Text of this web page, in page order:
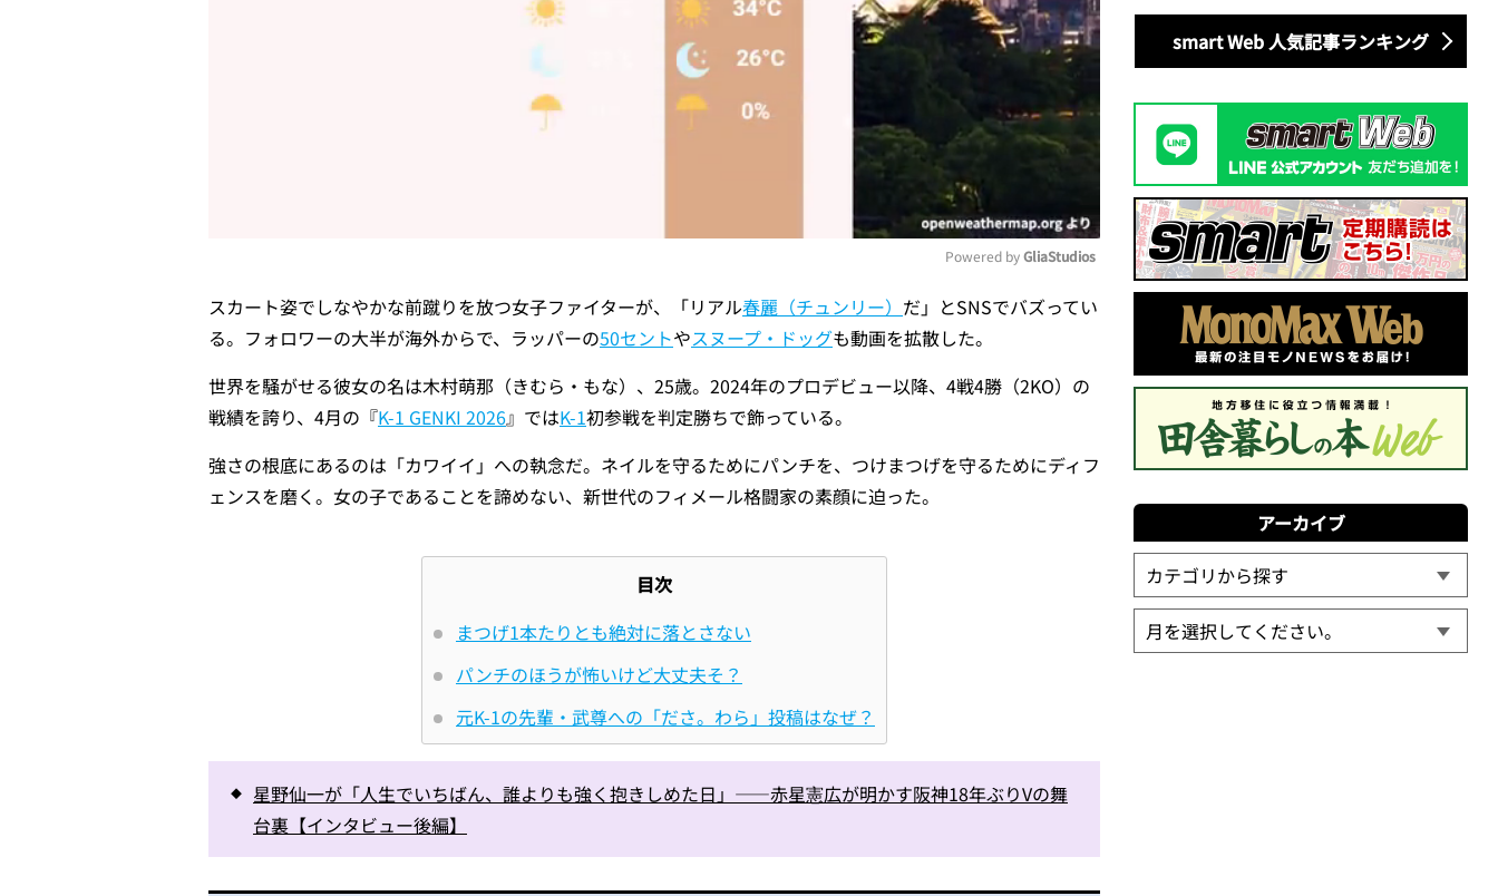
Mute
Powered by GliaStudios
スカート姿でしなやかな前蹴りを放つ女子ファイターが、「リアル春麗 （チュンリー） だ」とSNSでバズってい
る。フォロワーの大半が海外からで、ラッパーの50セントやスヌープ・ドッグも動画を拡散した。
世界を騒がせる彼女の名は木村萌那 （きむら・もな） 、25歳。2024年のプロデビュー以降、4戦4勝（2KO） の
戦績を誇り、4月の『K-1 GENKI 2026』ではK-1初参戦を判定勝ちで飾っている。
強さの根底にあるのは「カワイイ」への執念だ。ネイルを守るためにパンチを、つけまつげを守るためにディフ
ェンスを磨く。女の子であることを諦めない、新世代のフィメール格闘家の素顔に迫った。
目次
まつげ1本たりとも絶対に落とさない
パンチのほうが怖いけど大丈夫そ？
元K-1の先輩・武尊への「ださ。わら」投稿はなぜ？
星野仙一が「人生でいちばん、誰よりも強く抱きしめた日」――赤星憲広が明かす阪神18年ぶりVの舞
台裏【インタビュー後編】
smart Web 人気記事ランキング
アーカイブ